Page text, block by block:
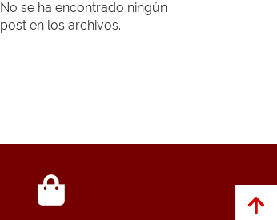
No se ha encontrado ningún
post en los archivos.